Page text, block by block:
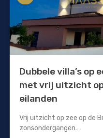
Dubbele villa’s op
met vrij uitzicht
eilanden
Vrij uitzicht op zee op de
zonsondergangen.…